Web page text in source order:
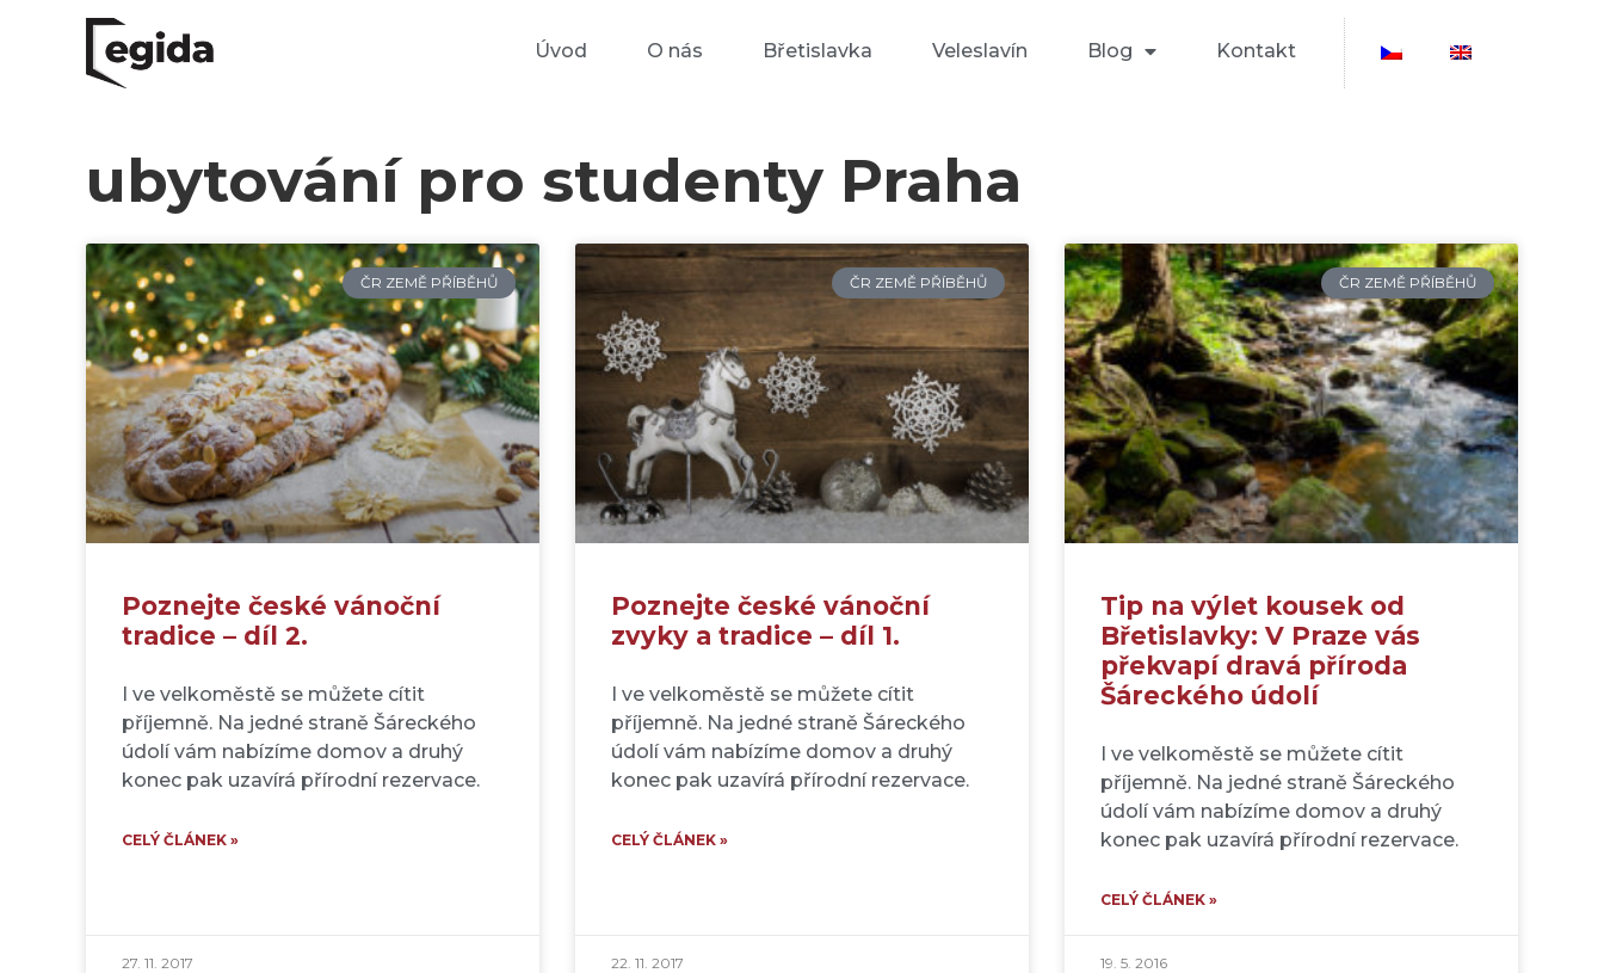
Úvod O nás Břetislavka Veleslavín Blog Kontakt
ubytování pro studenty Praha
ČR ZEMĚ PŘÍBĚHŮ
Poznejte české vánoční
tradice – díl 2.
I ve velkoměstě se můžete cítit
příjemně. Na jedné straně Šáreckého
údolí vám nabízíme domov a druhý
konec pak uzavírá přírodní rezervace.
CELÝ ČLÁNEK »
27. 11. 2017
ČR ZEMĚ PŘÍBĚHŮ
Poznejte české vánoční
zvyky a tradice – díl 1.
I ve velkoměstě se můžete cítit
příjemně. Na jedné straně Šáreckého
údolí vám nabízíme domov a druhý
konec pak uzavírá přírodní rezervace.
CELÝ ČLÁNEK »
22. 11. 2017
ČR ZEMĚ PŘÍBĚHŮ
Tip na výlet kousek od
Břetislavky: V Praze vás
překvapí dravá příroda
Šáreckého údolí
I ve velkoměstě se můžete cítit
příjemně. Na jedné straně Šáreckého
údolí vám nabízíme domov a druhý
konec pak uzavírá přírodní rezervace.
CELÝ ČLÁNEK »
19. 5. 2016